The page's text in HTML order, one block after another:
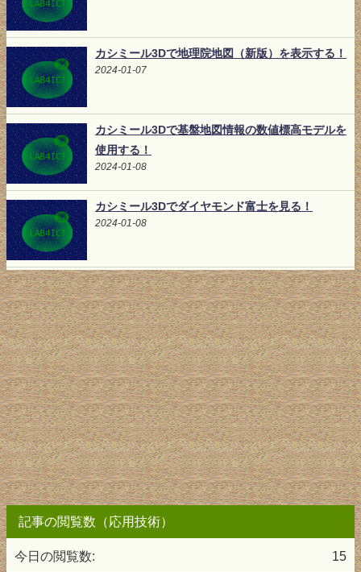
カシミール3Dで地理院地図（新版）を表示する！
2024-01-07
カシミール3Dで基盤地図情報の数値標高モデルを
使用する！
2024-01-08
カシミール3Dでダイヤモンド富士を見る！
2024-01-08
記事の閲覧数（応用技術）
15
今日の閲覧数: